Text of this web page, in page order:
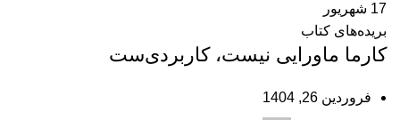
17 شهریور
بریده‌های کتاب
کارما ماورایی نیست، کاربردی‌‌ست
فروردین 26, 1404